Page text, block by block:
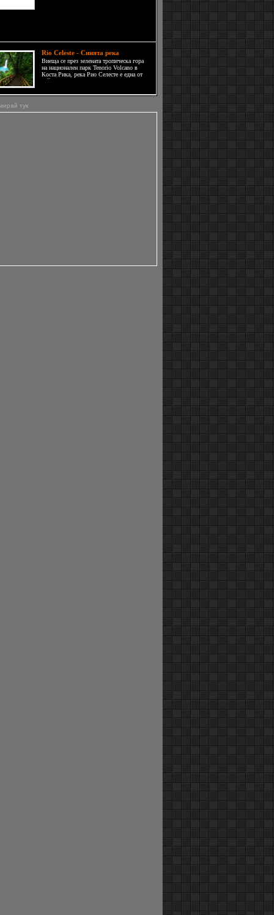
Rio Celeste - Синята река
Виеща се през зелената тропическа гора
на национален парк Tenorio Volcano в
Коста Рика, река Рио Селесте е една от
най-невероятните в света. Тя е образувана
наречен Соур Крийк и Гуд Вию.
поразително наситен син цвят.
тук